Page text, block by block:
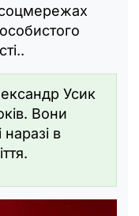
соцмережах
Усик
Вони
в